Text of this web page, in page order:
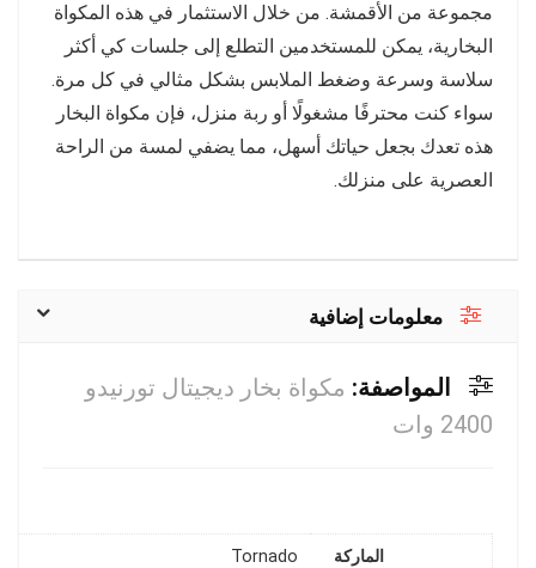
مجموعة من الأقمشة. من خلال الاستثمار في هذه المكواة
البخارية، يمكن للمستخدمين التطلع إلى جلسات كي أكثر
سلاسة وسرعة وضغط الملابس بشكل مثالي في كل مرة.
سواء كنت محترفًا مشغولًا أو ربة منزل، فإن مكواة البخار
هذه تعدك بجعل حياتك أسهل، مما يضفي لمسة من الراحة
العصرية على منزلك.
معلومات إضافية
المواصفة: مكواة بخار ديجيتال تورنيدو
2400 وات
الماركة Tornado